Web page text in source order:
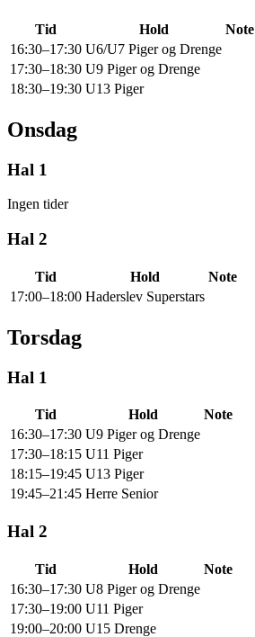
Tid Hold
Note
16:30–17:30 U6/U7 Piger og Drenge
17:30–18:30 U9 Piger og Drenge
18:30–19:30 U13 Piger
Onsdag
Hal 1
Ingen tider
Hal 2
Tid Hold
Note
17:00–18:00 Haderslev Superstars
Torsdag
Hal 1
Tid Hold
Note
16:30–17:30 U9 Piger og Drenge
17:30–18:15 U11 Piger
18:15–19:45 U13 Piger
19:45–21:45 Herre Senior
Hal 2
Tid Hold
Note
16:30–17:30 U8 Piger og Drenge
17:30–19:00 U11 Piger
19:00–20:00 U15 Drenge